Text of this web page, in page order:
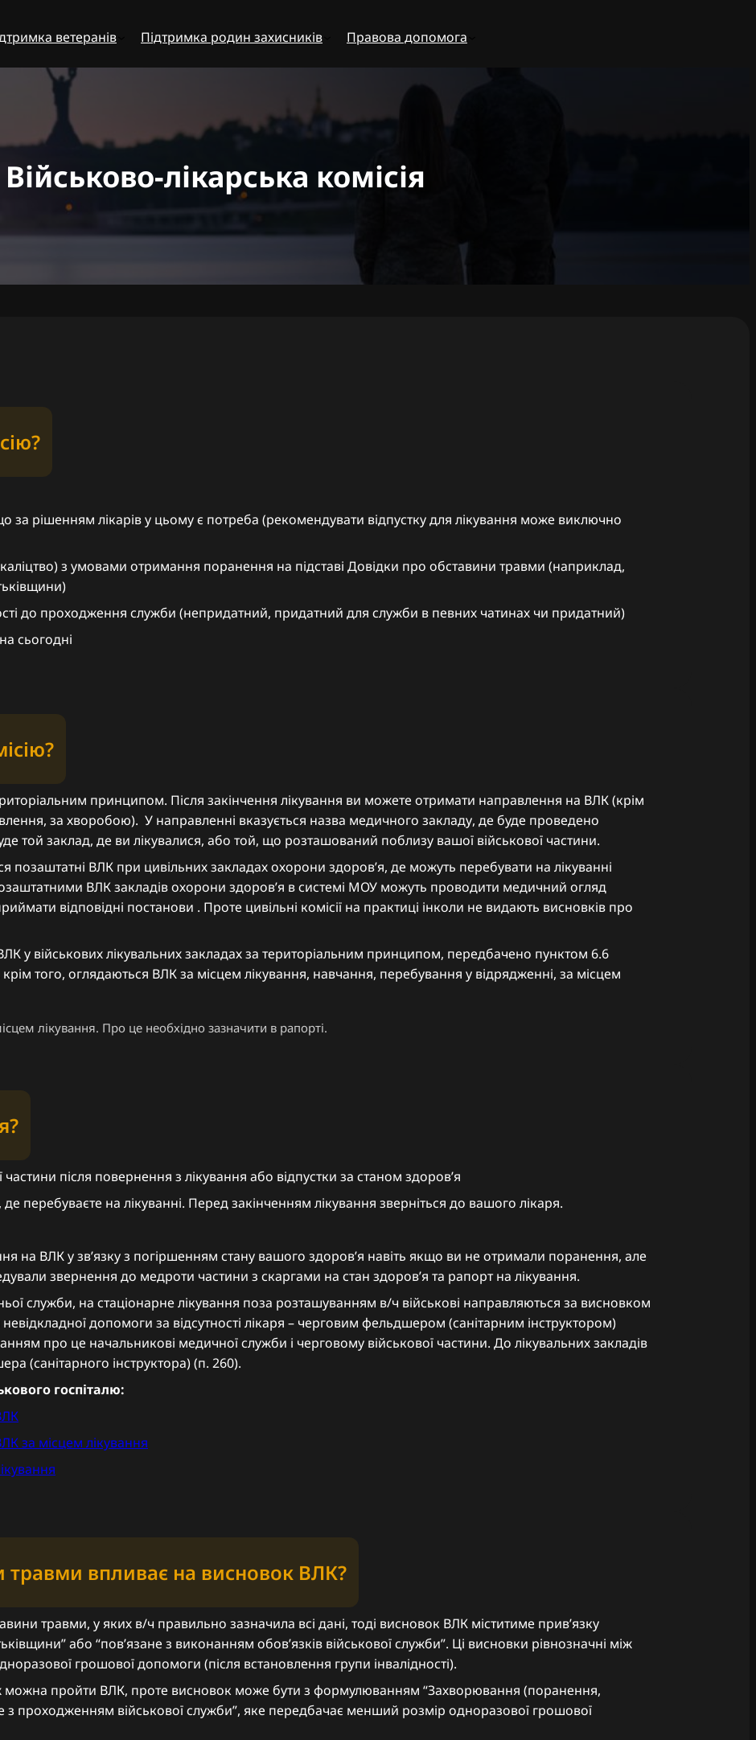
ветеранів Підтримка родин захисників Правова допомога
Військово-лікарська комісія
за рішенням лікарів у цьому є потреба (рекомендувати відпустку для лікування може виключно
з умовами отримання поранення на підставі Довідки про обставини травми (наприклад,
до проходження служби (непридатний, придатний для служби в певних чатинах чи придатний)
сьогодні
принципом. Після закінчення лікування ви можете отримати направлення на ВЛК (крім
за хворобою). У направленні вказується назва медичного закладу, де буде проведено
той заклад, де ви лікувалися, або той, що розташований поблизу вашої військової частини.
позаштатні ВЛК при цивільних закладах охорони здоровʼя, де можуть перебувати на лікуванні
ВЛК закладів охорони здоровʼя в системі МОУ можуть проводити медичний огляд
відповідні постанови . Проте цивільні комісії на практиці інколи не видають висновків про
у військових лікувальних закладах за територіальним принципом, передбачено пунктом 6.6
того, оглядаються ВЛК за місцем лікування, навчання, перебування у відрядженні, за місцем
лікування. Про це необхідно зазначити в рапорті.
після повернення з лікування або відпустки за станом здоровʼя
перебуваєте на лікуванні. Перед закінченням лікування зверніться до вашого лікаря.
на ВЛК у звʼязку з погіршенням стану вашого здоровʼя навіть якщо ви не отримали поранення, але
звернення до медроти частини з скаргами на стан здоровʼя та рапорт на лікування.
служби, на стаціонарне лікування поза розташуванням в/ч військові направляються за висновком
допомоги за відсутності лікаря – черговим фельдшером (санітарним інструктором)
про це начальникові медичної служби і черговому військової частини. До лікувальних закладів
(санітарного інструктора) (п. 260).
госпіталю:
за місцем лікування
травми впливає на висновок ВЛК?
травми, у яких в/ч правильно зазначила всі дані, тоді висновок ВЛК міститиме привʼязку
або “повʼязане з виконанням обовʼязків військової служби”. Ці висновки рівнозначні між
грошової допомоги (після встановлення групи інвалідності).
можна пройти ВЛК, проте висновок може бути з формулюванням “Захворювання (поранення,
з проходженням військової служби”, яке передбачає менший розмір одноразової грошової